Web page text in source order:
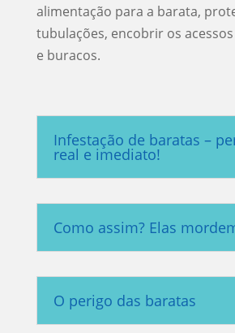
alimentação para a barata,
tubulações, encobrir os
e buracos.
Infestação de baratas –
real e imediato!
Como assim? Elas
O perigo das baratas